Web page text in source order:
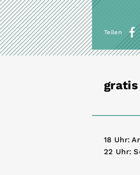
Teilen
gratis
18 Uhr:
22 Uhr: